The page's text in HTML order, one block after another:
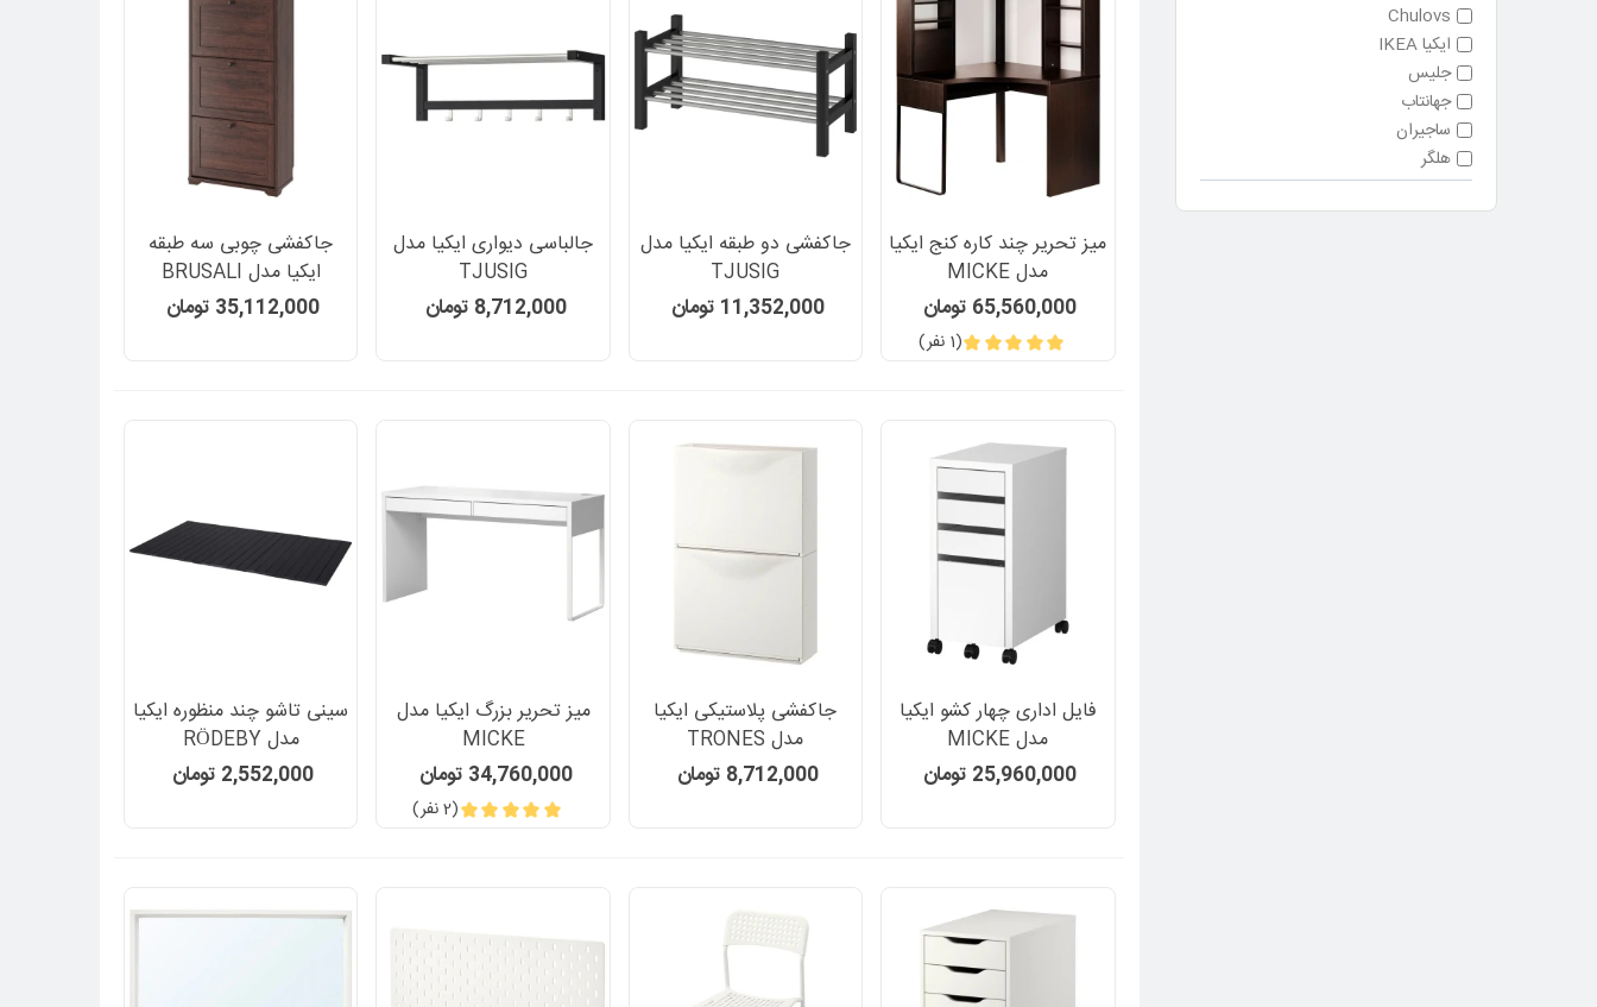
Chulovs
ایکیا IKEA
جلیس
جهانتاب
ساجیران
هلگر
میز تحریر چند کاره کنج ایکیا
مدل MICKE
65,560,000 تومان
(1 نفر)
جاکفشی دو طبقه ایکیا مدل
TJUSIG
11,352,000 تومان
جالباسی دیواری ایکیا مدل
TJUSIG
8,712,000 تومان
جاکفشی چوبی سه طبقه
ایکیا مدل BRUSALI
35,112,000 تومان
فایل اداری چهار کشو ایکیا
مدل MICKE
25,960,000 تومان
جاکفشی پلاستیکی ایکیا
مدل TRONES
8,712,000 تومان
میز تحریر بزرگ ایکیا مدل
MICKE
34,760,000 تومان
(2 نفر)
سینی تاشو چند منظوره ایکیا
مدل RÖDEBY
2,552,000 تومان